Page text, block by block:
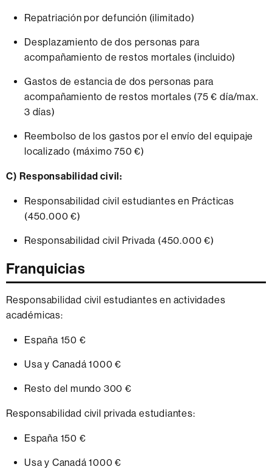
Repatriación por defunción (ilimitado)
Desplazamiento de dos personas para
acompañamiento de restos mortales (incluido)
Gastos de estancia de dos personas para
acompañamiento de restos mortales (75 € día/max.
3 días)
Reembolso de los gastos por el envío del equipaje
localizado (máximo 750 €)
C) Responsabilidad civil:
Responsabilidad civil estudiantes en Prácticas
(450.000 €)
Responsabilidad civil Privada (450.000 €)
Franquicias
Responsabilidad civil estudiantes en actividades
académicas:
España 150 €
Usa y Canadá 1000 €
Resto del mundo 300 €
Responsabilidad civil privada estudiantes:
España 150 €
Usa y Canadá 1000 €